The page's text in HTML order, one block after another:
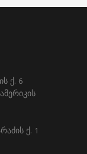
ქ. 6
ქ. 1